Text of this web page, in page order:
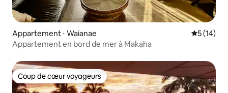
Appartement ⋅ Waianae
5 (14)
Appartement en bord de mer à Makaha
Coup de cœur voyageurs
Coup de cœur voyageurs